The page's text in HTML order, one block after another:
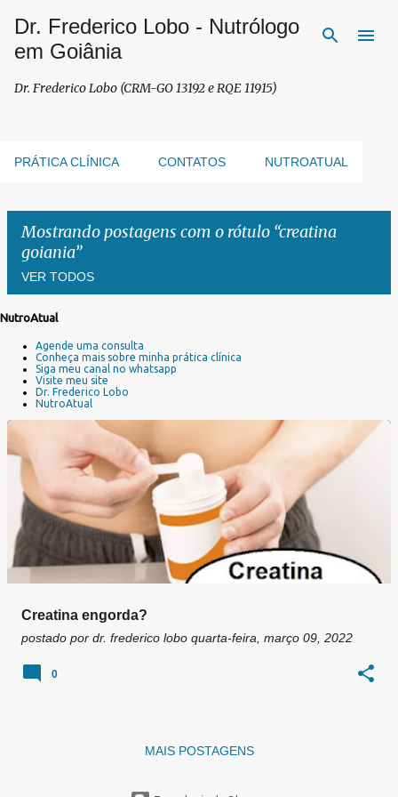
Pular para o conteúdo principal
Dr. Frederico Lobo - Nutrólogo
em Goiânia
Dr. Frederico Lobo (CRM-GO 13192 e RQE 11915)
PRÁTICA CLÍNICA CONTATOS NUTROATUAL
Mostrando postagens com o rótulo creatina
goiania
VER TODOS
g
n
NutroAtual
Agende uma consulta
Conheça mais sobre minha prática clínica
Siga meu canal no whatsapp
Visite meu site
Dr. Frederico Lobo
NutroAtual
Creatina engorda?
postado por dr. frederico lobo quarta-feira, março 09, 2022
0
MAIS POSTAGENS